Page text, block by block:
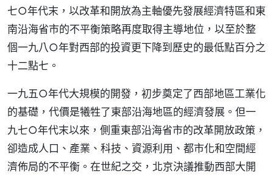
七○年代末，以改革和開放為主軸優先發展經濟特區和東
南沿海省市的不平衡策略再度取得主導地位，以至於整
個一九八○年對西部的投資更下降到歷史的最低點百分之
十二點七。
一九五○年代大規模的開發，初步奠定了西部地區工業化
的基礎，代價是犧牲了東部沿海地區的經濟發展。但一
九七○年代末以來，側重東部沿海省市的改革開放政策，
卻造成人口、產業、科技、資源利用、都市化和空間經
濟佈局的不平衡。在世紀之交，北京決議推動西部大開